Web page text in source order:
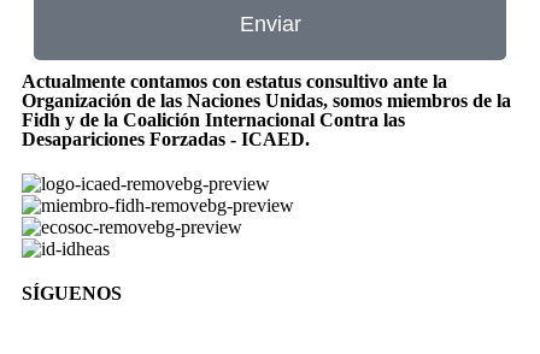
Enviar
Actualmente contamos con estatus consultivo ante la
Organización de las Naciones Unidas, somos miembros de la
Fidh y de la Coalición Internacional Contra las
Desapariciones Forzadas - ICAED.
SÍGUENOS